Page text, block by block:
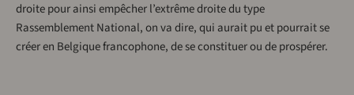
droite pour ainsi empêcher l’extrême droite du type
Rassemblement National, on va dire, qui aurait pu et pourrait se
créer en Belgique francophone, de se constituer ou de prospérer.